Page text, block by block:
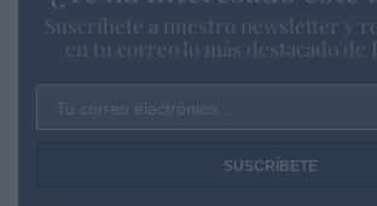
Suscríbete a nuestro newsletter y
en tu correo lo más destacado de
Tu correo electrónico...